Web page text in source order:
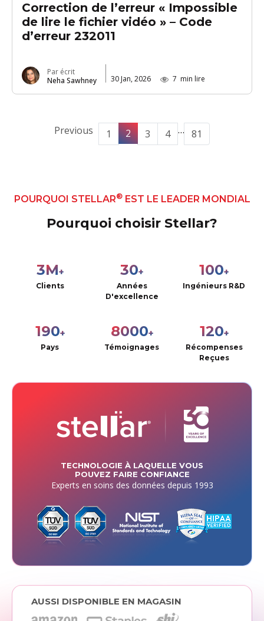
Correction de l’erreur « Impossible
de lire le fichier vidéo » – Code
d’erreur 232011
Par écrit
Neha Sawhney
30 Jan, 2026 7 min lire
Previous 1 2 3 4 … 81
POURQUOI STELLAR®EST LE LEADER MONDIAL
Pourquoi choisir Stellar?
3M+
Clients
30+
Années
D'excellence
100+
Ingénieurs R&D
190+
Pays
8000+
Témoignages
120+
Récompenses
Reçues
TECHNOLOGIE À LAQUELLE VOUS
POUVEZ FAIRE CONFIANCE
Experts en soins des données depuis 1993
AUSSI DISPONIBLE EN MAGASIN